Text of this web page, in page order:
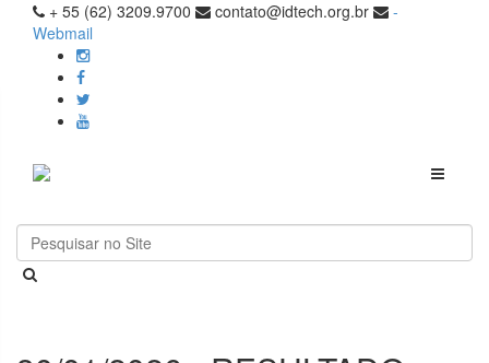
+ 55 (62) 3209.9700 contato@idtech.org.br
-
Webmail
Toggle